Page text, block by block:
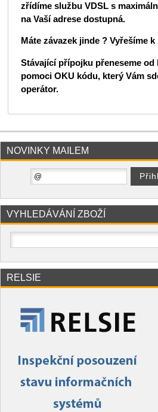
zřídíme službu VDSL s
na Vaší adrese dostupná.
Máte závazek jinde ? Vyřešíme
Stávající přípojku přeneseme od
pomoci OKU kódu, který Vám
operátor.
NOVINKY MAILEM
VYHLEDÁVÁNÍ ZBOŽÍ
RELSIE